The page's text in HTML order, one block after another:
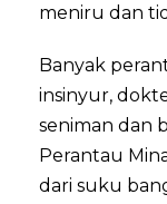
meniru dan
Banyak
insinyur,
seniman dan
Perantau
dari suku